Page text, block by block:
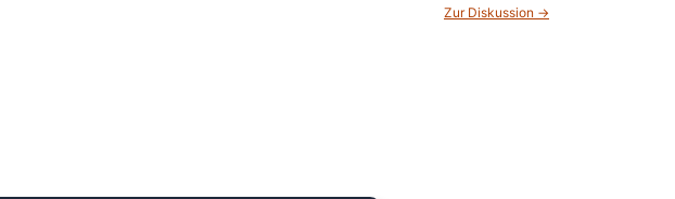
Zur Diskussion →